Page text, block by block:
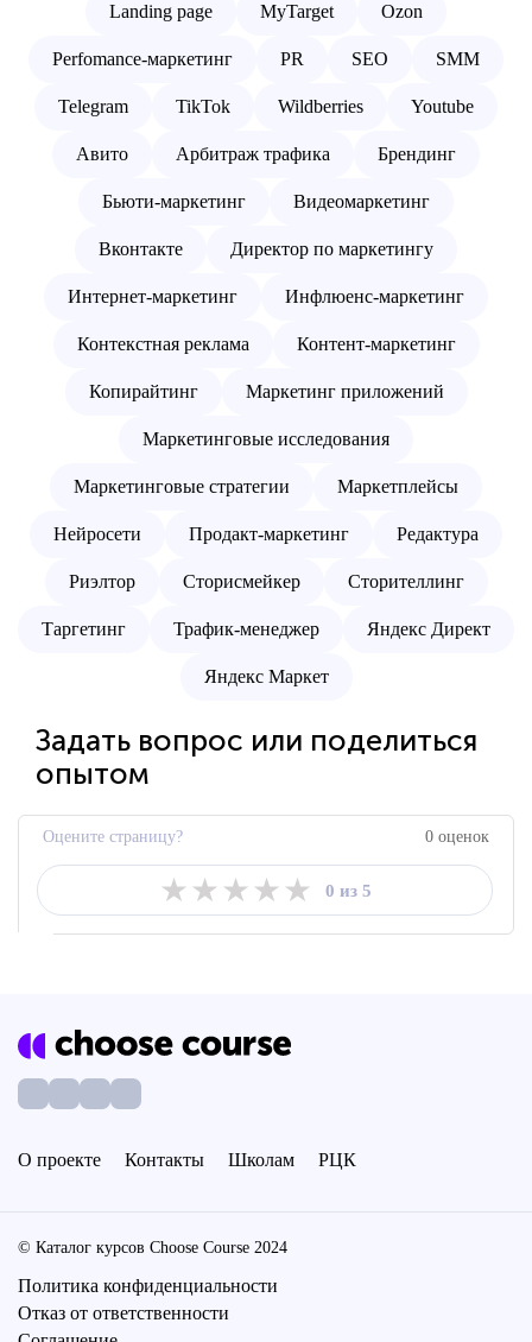
Landing page MyTarget Ozon
Perfomance-маркетинг PR SEO SMM
Telegram TikTok Wildberries Youtube
Авито Арбитраж трафика Брендинг
Бьюти-маркетинг Видеомаркетинг
Вконтакте Директор по маркетингу
Интернет-маркетинг Инфлюенс-маркетинг
Контекстная реклама Контент-маркетинг
Копирайтинг Маркетинг приложений
Маркетинговые исследования
Маркетинговые стратегии Маркетплейсы
Нейросети Продакт-маркетинг Редактура
Риэлтор Сторисмейкер Сторителлинг
Таргетинг Трафик-менеджер Яндекс Директ
Яндекс Маркет
Задать вопрос или поделиться
опытом
Оцените страницу?
★ ★ ★ ★ ★ 0 из 5
0 оценок
О проекте Контакты Школам РЦК
© Каталог курсов Choose Course 2024
Политика конфиденциальности
Отказ от ответственности